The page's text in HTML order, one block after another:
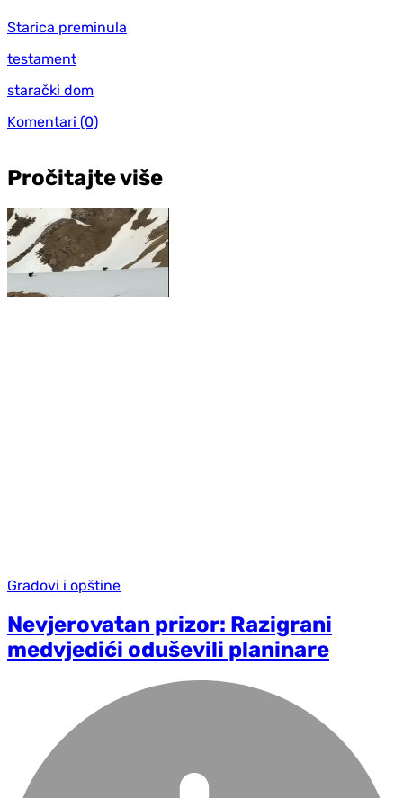
Starica preminula
testament
starački dom
Komentari (0)
Pročitajte više
Gradovi i opštine
Nevjerovatan prizor: Razigrani
medvjedići oduševili planinare